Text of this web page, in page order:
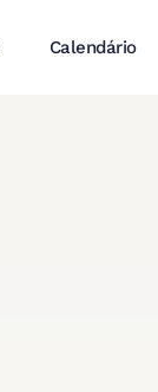
Calendário